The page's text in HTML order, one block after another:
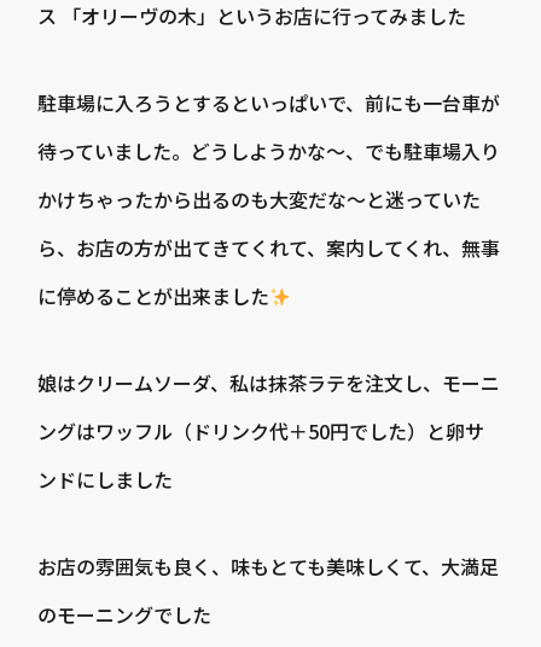
ス 「オリーヴの木」というお店に行ってみました
駐車場に入ろうとするといっぱいで、前にも一台車が
待っていました。どうしようかな～、でも駐車場入り
かけちゃったから出るのも大変だな～と迷っていた
ら、お店の方が出てきてくれて、案内してくれ、無事
に停めることが出来ました
娘はクリームソーダ、私は抹茶ラテを注文し、モーニ
ングはワッフル（ドリンク代＋50円でした）と卵サ
ンドにしました
お店の雰囲気も良く、味もとても美味しくて、大満足
のモーニングでした